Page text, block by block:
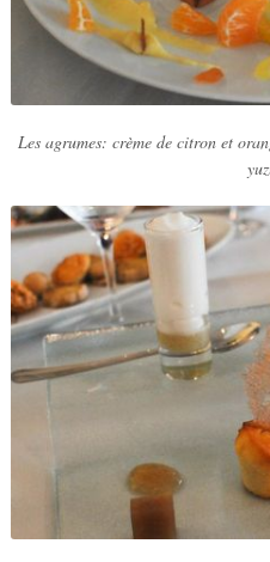
Les agrumes: crème de citron et